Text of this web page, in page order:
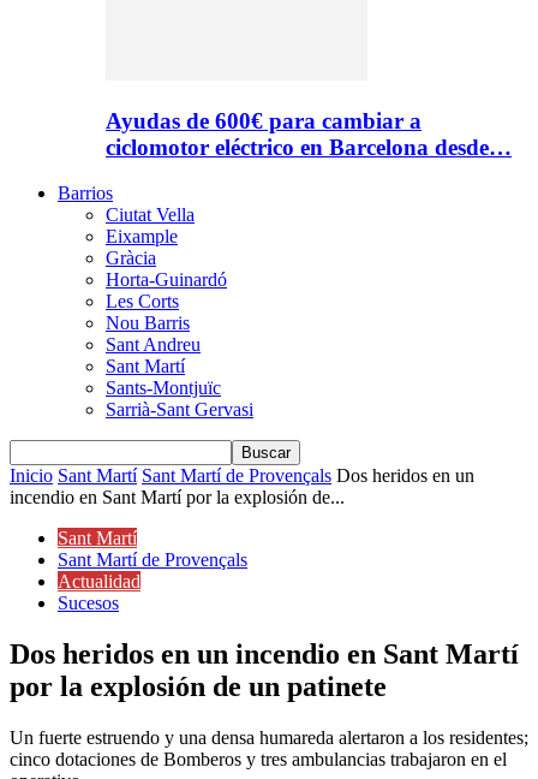
Ayudas de 600€ para cambiar a
ciclomotor eléctrico en Barcelona desde…
Barrios
Ciutat Vella
Eixample
Gràcia
Horta-Guinardó
Les Corts
Nou Barris
Sant Andreu
Sant Martí
Sants-Montjuïc
Sarrià-Sant Gervasi
Inicio Sant Martí Sant Martí de Provençals Dos heridos en un
incendio en Sant Martí por la explosión de...
Sant Martí
Sant Martí de Provençals
Actualidad
Sucesos
Dos heridos en un incendio en Sant Martí
por la explosión de un patinete
Un fuerte estruendo y una densa humareda alertaron a los residentes;
cinco dotaciones de Bomberos y tres ambulancias trabajaron en el